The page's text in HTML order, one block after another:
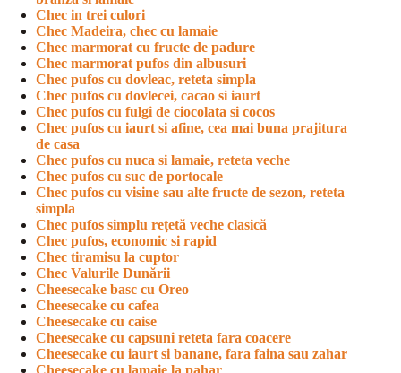
Chec in trei culori
Chec Madeira, chec cu lamaie
Chec marmorat cu fructe de padure
Chec marmorat pufos din albusuri
Chec pufos cu dovleac, reteta simpla
Chec pufos cu dovlecei, cacao si iaurt
Chec pufos cu fulgi de ciocolata si cocos
Chec pufos cu iaurt si afine, cea mai buna prajitura
de casa
Chec pufos cu nuca si lamaie, reteta veche
Chec pufos cu suc de portocale
Chec pufos cu visine sau alte fructe de sezon, reteta
simpla
Chec pufos simplu rețetă veche clasică
Chec pufos, economic si rapid
Chec tiramisu la cuptor
Chec Valurile Dunării
Cheesecake basc cu Oreo
Cheesecake cu cafea
Cheesecake cu caise
Cheesecake cu capsuni reteta fara coacere
Cheesecake cu iaurt si banane, fara faina sau zahar